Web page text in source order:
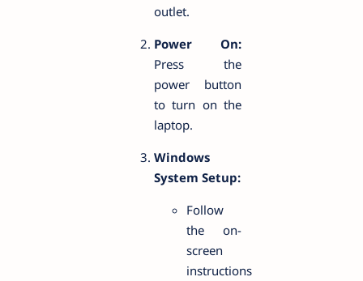
outlet.
Power On:
Press the
power button
to turn on the
laptop.
Windows
System Setup:
Follow
the on-
screen
instructions